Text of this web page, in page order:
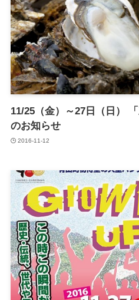
11/25（金）～27日（日）
のお知らせ
2016-11-12